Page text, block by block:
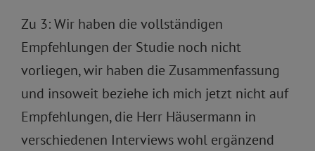
Zu 3: Wir haben die vollständigen
Empfehlungen der Studie noch nicht
vorliegen, wir haben die Zusammenfassung
und insoweit beziehe ich mich jetzt nicht auf
Empfehlungen, die Herr Häusermann in
verschiedenen Interviews wohl ergänzend